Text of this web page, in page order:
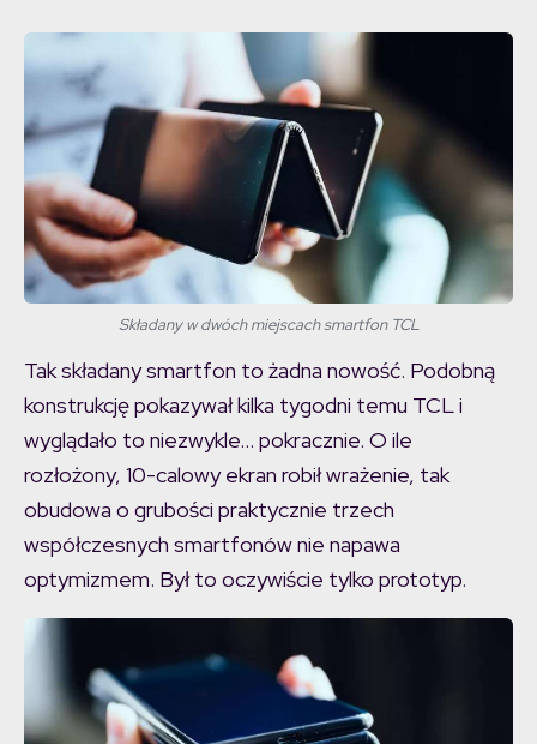
Składany w dwóch miejscach smartfon TCL
Tak składany smartfon to żadna nowość. Podobną
konstrukcję pokazywał kilka tygodni temu TCL i
wyglądało to niezwykle… pokracznie. O ile
rozłożony, 10-calowy ekran robił wrażenie, tak
obudowa o grubości praktycznie trzech
współczesnych smartfonów nie napawa
optymizmem. Był to oczywiście tylko prototyp.